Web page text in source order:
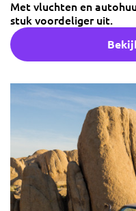
Met vluchten en
stuk voordeliger uit.